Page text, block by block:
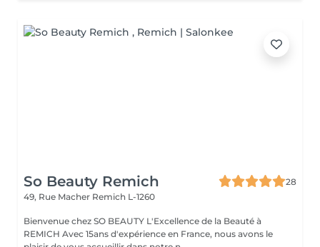
So Beauty Remich
28
49, Rue Macher Remich L-1260
Bienvenue chez SO BEAUTY L'Excellence de la Beauté à
REMICH Avec 15ans d'expérience en France, nous avons le